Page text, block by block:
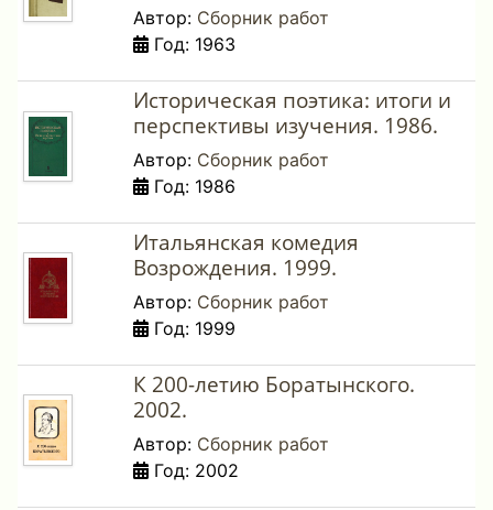
Автор: Сборник работ
Год: 1963
Историческая поэтика: итоги и
перспективы изучения. 1986.
Автор: Сборник работ
Год: 1986
Итальянская комедия
Возрождения. 1999.
Автор: Сборник работ
Год: 1999
К 200-летию Боратынского.
2002.
Автор: Сборник работ
Год: 2002